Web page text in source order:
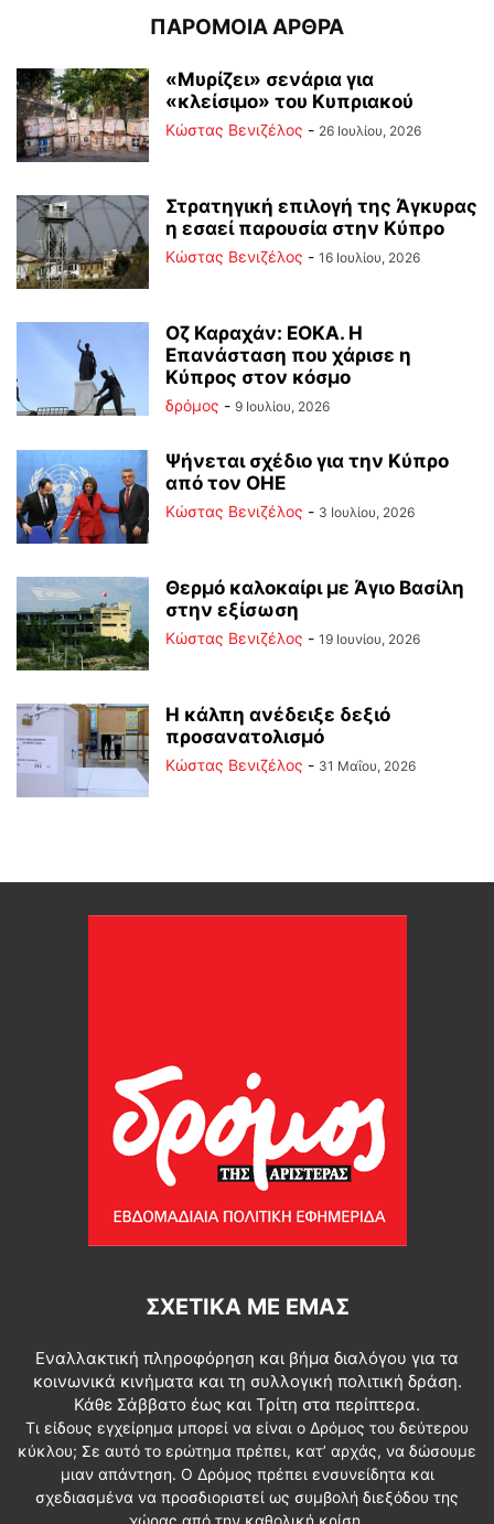
ΠΑΡΟΜΟΙΑ ΑΡΘΡΑ
«Μυρίζει» σενάρια για
«κλείσιμο» του Κυπριακού
Κώστας Βενιζέλος - 26 Ιουλίου, 2026
Στρατηγική επιλογή της Άγκυρας
η εσαεί παρουσία στην Κύπρο
Κώστας Βενιζέλος - 16 Ιουλίου, 2026
Οζ Καραχάν: ΕΟΚΑ. Η
Επανάσταση που χάρισε η
Κύπρος στον κόσμο
δρόμος - 9 Ιουλίου, 2026
Ψήνεται σχέδιο για την Κύπρο
από τον ΟΗΕ
Κώστας Βενιζέλος - 3 Ιουλίου, 2026
Θερμό καλοκαίρι με Άγιο Βασίλη
στην εξίσωση
Κώστας Βενιζέλος - 19 Ιουνίου, 2026
Η κάλπη ανέδειξε δεξιό
προσανατολισμό
Κώστας Βενιζέλος - 31 Μαΐου, 2026
ΣΧΕΤΙΚΆ ΜΕ ΕΜΆΣ
Εναλλακτική πληροφόρηση και βήμα διαλόγου για τα
κοινωνικά κινήματα και τη συλλογική πολιτική δράση.
Κάθε Σάββατο έως και Τρίτη στα περίπτερα.
Τι είδους εγχείρημα μπορεί να είναι ο Δρόμος του δεύτερου
κύκλου; Σε αυτό το ερώτημα πρέπει, κατ’ αρχάς, να δώσουμε
μιαν απάντηση. Ο Δρόμος πρέπει ενσυνείδητα και
σχεδιασμένα να προσδιοριστεί ως συμβολή διεξόδου της